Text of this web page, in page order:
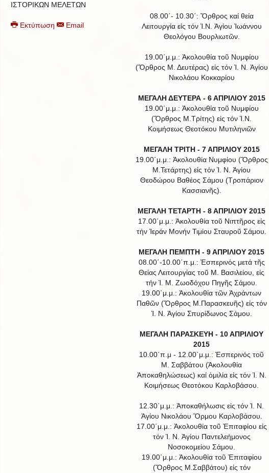
ΙΣΤΟΡΙΚΩΝ ΜΕΛΕΤΩΝ
Εκτύπωση Email
08.00΄- 10.30΄: Ὄρθρος καί θεία
Λειτουργία εἰς τόν Ἱ.Ν. Ἁγίου Ἰωάννου
Θεολόγου Βουρλιωτῶν.
19.00΄μ.μ.: Ἀκολουθία τοῦ Νυμφίου
(Ὄρθρος Μ. Δευτέρας) εἰς τόν Ἱ. Ν. Ἁγίου
Νικολάου Κοκκαρίου
ΜΕΓΑΛΗ ΔΕΥΤΕΡΑ - 6 ΑΠΡΙΛΙΟΥ 2015
19.00΄μ.μ.: Ἀκολουθία τοῦ Νυμφίου
(Ὄρθρος Μ.Τρίτης) εἰς τόν Ἱ.Ν.
Κοιμήσεως Θεοτόκου Μυτιληνιῶν
ΜΕΓΑΛΗ ΤΡΙΤΗ - 7 ΑΠΡΙΛΙΟΥ 2015
19.00΄μ.μ.: Ἀκολουθία Νυμφίου (Ὄρθρος
Μ.Τετάρτης) εἰς τόν Ἱ. Ν. Ἁγίου
Θεοδώρου Βαθέος Σάμου (Τροπάριον
Κασσιανῆς).
ΜΕΓΑΛΗ ΤΕΤΑΡΤΗ - 8 ΑΠΡΙΛΙΟΥ 2015
17.00΄μ.μ.: Ἀκολουθία τοῦ Νιπτῆρος εἰς
τήν Ἱεράν Μονήν Τιμίου Σταυροῦ Σάμου.
ΜΕΓΑΛΗ ΠΕΜΠΤΗ - 9 ΑΠΡΙΛΙΟΥ 2015
08.00΄-10.00΄π.μ.: Ἑσπερινός μετά τῆς
Θείας Λειτουργίας τοῦ Μ. Βασιλείου, εἰς
τήν Ἱ. Μ. Ζωοδόχου Πηγῆς Σάμου.
19.00΄μ.μ.: Ἀκολουθία τῶν Ἀχράντων
Παθῶν (Ὄρθρος Μ.Παρασκευῆς) εἰς τόν
Ἱ. Ν. Ἁγίου Σπυρίδωνος Σάμου.
ΜΕΓΑΛΗ ΠΑΡΑΣΚΕΥΗ - 10 ΑΠΡΙΛΙΟΥ
2015
10.00΄π.μ - 12.00΄μ.μ.: Ἑσπερινός τοῦ
Μ. Σαββάτου (Ἀκολουθία
Ἀποκαθηλώσεως) καί ὁμιλία εἰς τόν Ἱ. Ν.
Κοιμήσεως Θεοτόκου Καρλοβάσου.
12.30΄μ.μ.: Ἀποκαθήλωσις εἰς τόν Ἱ. Ν.
Ἁγίου Νικολάου Ὅρμου Καρλοβάσου.
17.00΄μ.μ.: Ἀκολουθία τοῦ Ἐπιταφίου εἰς
τόν Ἱ. Ν. Ἁγίου Παντελεήμονος
Νοσοκομείου Σάμου.
19.00΄μ.μ.: Ἀκολουθία τοῦ Ἐπιταφίου
(Ὄρθρος Μ.Σαββάτου) εἰς τόν